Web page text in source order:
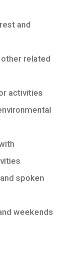
and
related
activities
spoken
weekends